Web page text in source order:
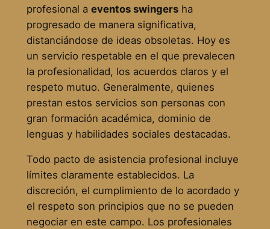
profesional a eventos swingersha
progresado de manera significativa,
distanciándose de ideas obsoletas. Hoy es
un servicio respetable en el que prevalecen
la profesionalidad, los acuerdos claros y el
respeto mutuo. Generalmente, quienes
prestan estos servicios son personas con
gran formación académica, dominio de
lenguas y habilidades sociales destacadas.
Todo pacto de asistencia profesional incluye
límites claramente establecidos. La
discreción, el cumplimiento de lo acordado y
el respeto son principios que no se pueden
negociar en este campo. Los profesionales